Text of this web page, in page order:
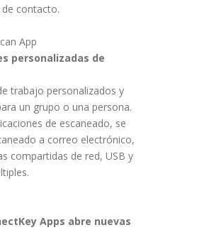
contacto.
personalizadas de
trabajo personalizados y
un grupo o una persona.
de escaneado, se
a correo electrónico,
compartidas de red, USB y
Apps abre nuevas